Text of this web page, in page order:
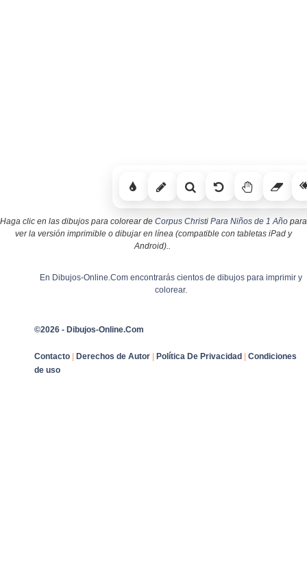
Haga clic en las dibujos para colorear de Corpus Christi Para Niños de 1 Año para
ver la versión imprimible o dibujar en línea (compatible con tabletas iPad y
Android)..
En Dibujos-Online.Com encontrarás cientos de dibujos para imprimir y
colorear.
©2026 - Dibujos-Online.Com
Contacto Derechos de Autor Política De Privacidad
Condiciones
de uso